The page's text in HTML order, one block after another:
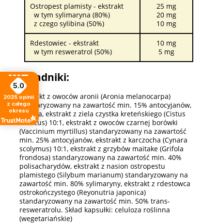
Ostropest plamisty - ekstrakt
w tym sylimaryna (80%)
z czego sylibina (50%)
25 mg
20 mg
10 mg
Rdestowiec - ekstrakt
w tym resweratrol (50%)
10 mg
5 mg
Składniki:
Ekstrakt z owoców aronii (Aronia melanocarpa)
stardaryzowany na zawartość min. 15% antocyjanów,
inulina, ekstrakt z ziela czystka kreteńskiego (Cistus
creticus) 10:1, ekstrakt z owoców czarnej borówki
(Vaccinium myrtillus) standaryzowany na zawartość
min. 25% antocyjanów, ekstrakt z karczocha (Cynara
scolymus) 10:1, ekstrakt z grzybów maitake (Grifola
frondosa) standaryzowany na zawartość min. 40%
polisacharydów, ekstrakt z nasion ostropestu
plamistego (Silybum marianum) standaryzowany na
zawartość min. 80% sylimaryny, ekstrakt z rdestowca
ostrokończystego (Reyonutria japonica)
standaryzowany na zawartość min. 50% trans-
resweratrolu. Skład kapsułki: celuloza roślinna
(wegetariańskie)
5.0
2025 opinii
z całego
okresu